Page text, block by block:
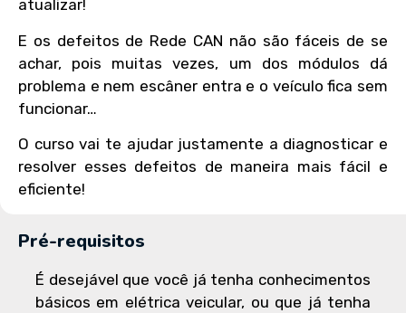
atualizar!
E os defeitos de Rede CAN não são fáceis de se
achar, pois muitas vezes, um dos módulos dá
problema e nem escâner entra e o veículo fica sem
funcionar…
O curso vai te ajudar justamente a diagnosticar e
resolver esses defeitos de maneira mais fácil e
eficiente!
Pré-requisitos
É desejável que você já tenha conhecimentos
básicos em elétrica veicular, ou que já tenha